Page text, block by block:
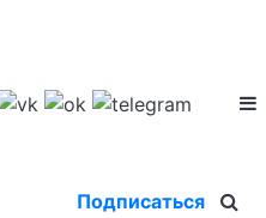
Подписаться